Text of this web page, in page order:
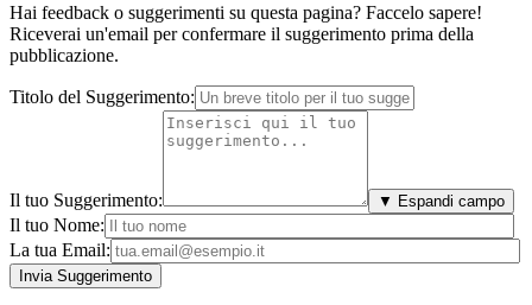
Hai feedback o suggerimenti su questa pagina? Faccelo sapere!
Riceverai un'email per confermare il suggerimento prima della
pubblicazione.
Titolo del Suggerimento:
Il tuo Suggerimento: ▼ Espandi campo
Il tuo Nome:
La tua Email: